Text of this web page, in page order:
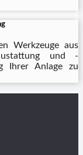
Werkzeuge aus
und -
Ihrer Anlage zu